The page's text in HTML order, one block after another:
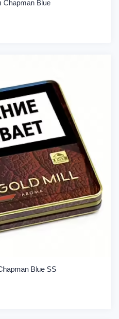
Chapman Blue
Blue SS